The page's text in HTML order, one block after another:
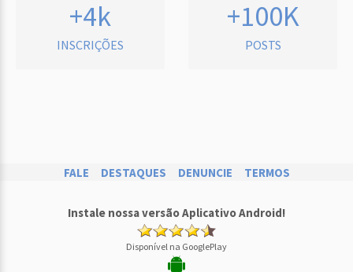
+4k
INSCRIÇÕES
+100K
POSTS
FALE DESTAQUES DENUNCIE TERMOS
Instale nossa versão Aplicativo Android!
Disponível na GooglePlay